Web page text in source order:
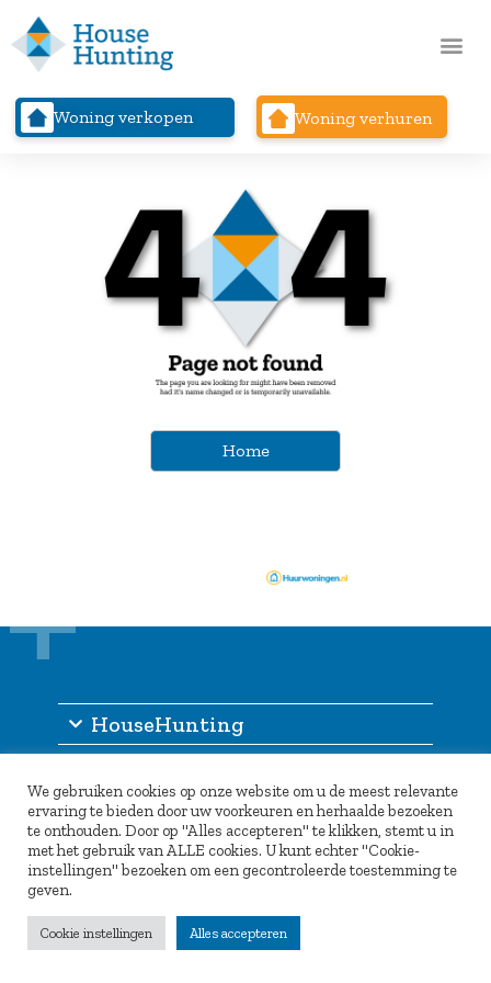
Woning verkopen Woning verhuren
Home
HouseHunting
Inlogportaal
Partners
We gebruiken cookies op onze website om u de meest relevante
ervaring te bieden door uw voorkeuren en herhaalde bezoeken
te onthouden. Door op "Alles accepteren" te klikken, stemt u in
met het gebruik van ALLE cookies. U kunt echter "Cookie-
instellingen" bezoeken om een gecontroleerde toestemming te
geven.
Cookie instellingen Alles accepteren